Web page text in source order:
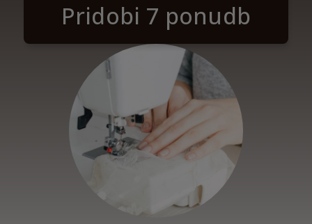
Pridobi 7 ponudb